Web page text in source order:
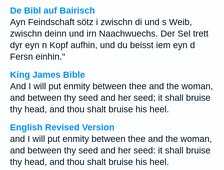
De Bibl auf Bairisch
Ayn Feindschaft sötz i zwischn di und s Weib,
zwischn deinn und irn Naachwuechs. Der Sel trett
dyr eyn n Kopf aufhin, und du beisst iem eyn d
Fersn einhin."
King James Bible
And I will put enmity between thee and the woman,
and between thy seed and her seed; it shall bruise
thy head, and thou shalt bruise his heel.
English Revised Version
and I will put enmity between thee and the woman,
and between thy seed and her seed: it shall bruise
thy head, and thou shalt bruise his heel.